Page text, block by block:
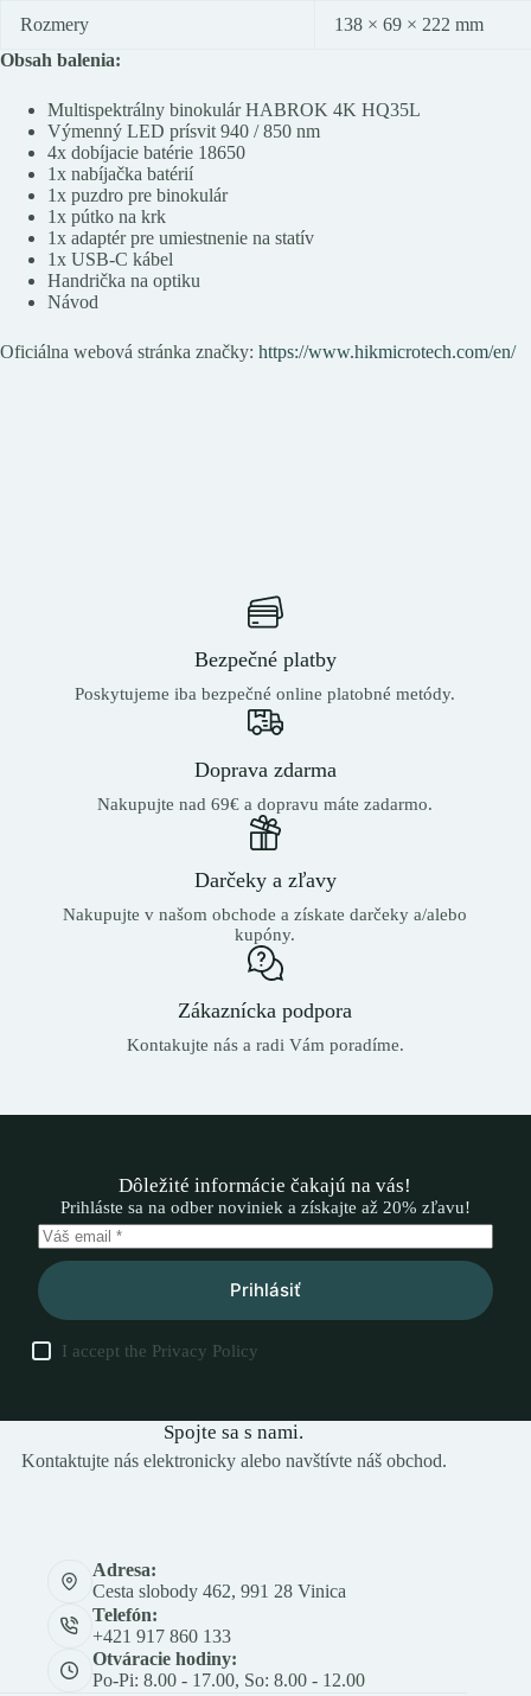
Rozmery
138 × 69 × 222 mm
Obsah balenia:
Multispektrálny binokulár HABROK 4K HQ35L
Výmenný LED prísvit 940 / 850 nm
4x dobíjacie batérie 18650
1x nabíjačka batérií
1x puzdro pre binokulár
1x pútko na krk
1x adaptér pre umiestnenie na statív
1x USB-C kábel
Handrička na optiku
Návod
Oficiálna webová stránka značky: https://www.hikmicrotech.com/en/
Bezpečné platby
Poskytujeme iba bezpečné online platobné metódy.
Doprava zdarma
Nakupujte nad 69€ a dopravu máte zadarmo.
Darčeky a zľavy
Nakupujte v našom obchode a získate darčeky a/alebo
kupóny.
Zákaznícka podpora
Kontakujte nás a radi Vám poradíme.
Dôležité informácie čakajú na vás!
Prihláste sa na odber noviniek a získajte až 20% zľavu!
Prihlásiť
I accept the Privacy Policy
Spojte sa s nami.
Kontaktujte nás elektronicky alebo navštívte náš obchod.
Adresa:
Cesta slobody 462, 991 28 Vinica
Telefón:
+421 917 860 133
Otváracie hodiny:
Po-Pi: 8.00 - 17.00, So: 8.00 - 12.00